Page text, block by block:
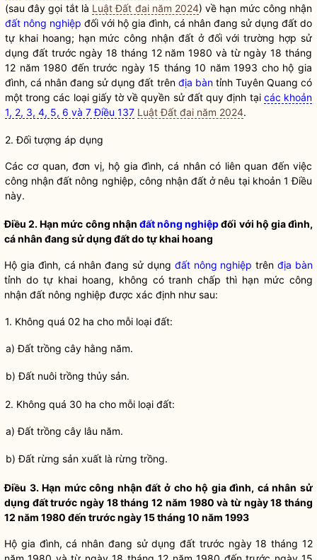
(sau đây gọi tắt là Luật Đất đai năm 2024) về hạn mức công nhận
đất nông nghiệp đối với hộ gia đình, cá nhân đang sử dụng đất do
tự khai hoang; hạn mức công nhận đất ở đối với trường hợp sử
dụng đất trước ngày 18 tháng 12 năm 1980 và từ ngày 18 tháng
12 năm 1980 đến trước ngày 15 tháng 10 năm 1993 cho hộ gia
đình, cá nhân đang sử dụng đất trên địa bàntỉnh Tuyên Quang có
một trong các loại giấy tờ về quyền sử đất quy định tại các khoản
1, 2, 3, 4, 5, 6 và 7 Điều 137 Luật Đất đai năm 2024.
2. Đối tượng áp dụng
Các cơ quan, đơn vị, hộ gia đình, cá nhân có liên quan đến việc
công nhậnđất nông nghiệp, công nhận đất ở nêu tại khoản 1 Điều
này.
Điều 2. Hạn mức công nhận đất nông nghiệpđối với hộ gia đình,
cá nhân đang sử dụng đất do tự khai hoang
Hộ gia đình, cá nhân đang sử dụng đất nông nghiệp trênđịa bàn
tỉnh do tự khai hoang, không có tranh chấp thì hạn mức công
nhận đất nông nghiệp được xác định như sau:
1. Không quá 02 ha cho mỗi loại đất:
a) Đất trồng cây hằng năm.
b) Đất nuôi trồng thủy sản.
2. Không quá 30 ha cho mỗi loại đất:
a) Đất trồng cây lâu năm.
b) Đất rừng sản xuất là rừng trồng.
Điều 3. Hạn mức công nhận đất ở cho hộ gia đình, cá nhân sử
dụng đất trước ngày 18 tháng 12 năm 1980 và từ ngày 18 tháng
12 năm 1980 đến trước ngày 15 tháng 10 năm 1993
Hộ gia đình, cá nhân đang sử dụng đất trước ngày 18 tháng 12